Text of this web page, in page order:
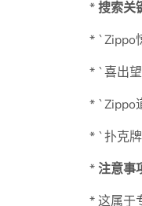
*搜索关
* `Zippo
* `喜出
* `Zippo
* `扑克
*注意事
* 这属于